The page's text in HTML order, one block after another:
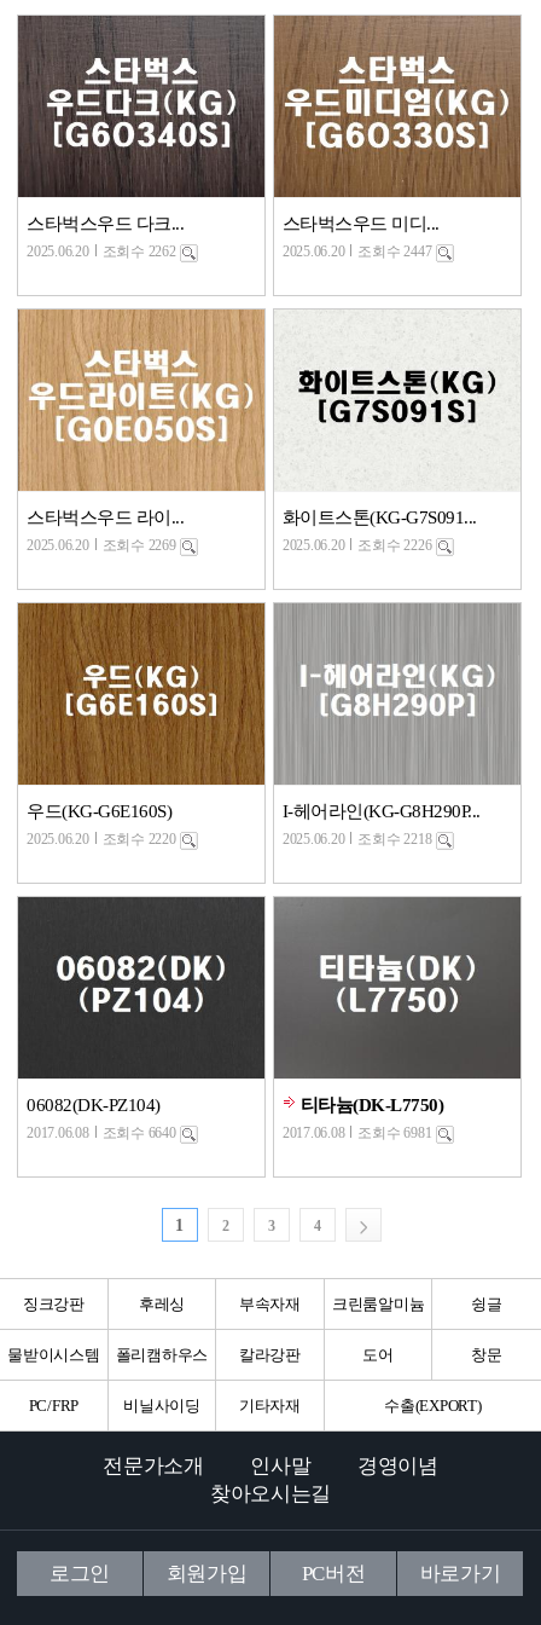
스타벅스우드 다크...
2025.06.20 조회수 2262
스타벅스우드 미디...
2025.06.20 조회수 2447
스타벅스우드 라이...
2025.06.20 조회수 2269
화이트스톤(KG-G7S091...
2025.06.20 조회수 2226
우드(KG-G6E160S)
2025.06.20 조회수 2220
I-헤어라인(KG-G8H290P...
2025.06.20 조회수 2218
06082(DK-PZ104)
2017.06.08 조회수 6640
티타늄(DK-L7750)
2017.06.08 조회수 6981
1 2 3 4
징크강판 후레싱 부속자재 크린룸알미늄 슁글
물받이시스템 폴리캠하우스 칼라강판 도어 창문
PC/FRP 비닐사이딩 기타자재 수출(EXPORT)
전문가소개 인사말
경영이념
찾아오시는길
로그인 회원가입 PC버전 바로가기